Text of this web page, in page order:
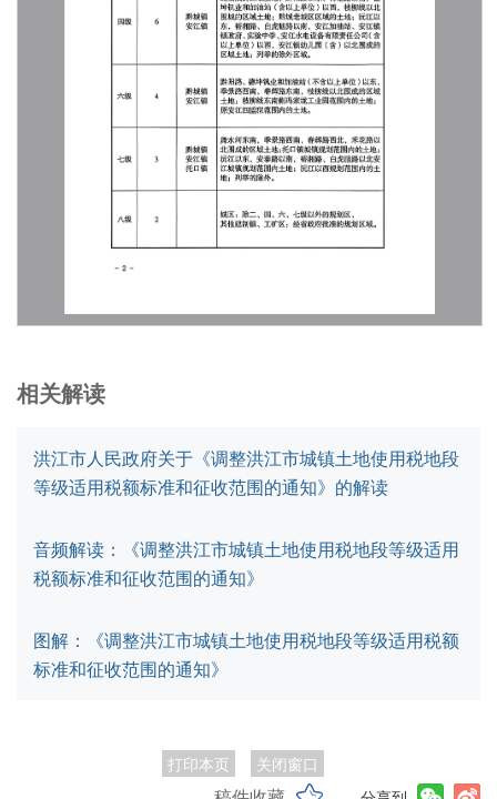
相关解读
洪江市人民政府关于《调整洪江市城镇土地使用税地段
等级适用税额标准和征收范围的通知》的解读
音频解读：《调整洪江市城镇土地使用税地段等级适用
税额标准和征收范围的通知》
图解：《调整洪江市城镇土地使用税地段等级适用税额
标准和征收范围的通知》
打印本页 关闭窗口